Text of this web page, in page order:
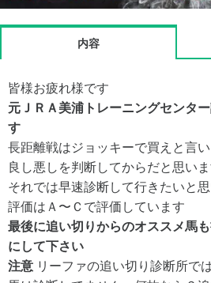
内容
皆様お疲れ様です
元ＪＲＡ美浦トレーニングセンタ
す
長距離戦はジョッキーで買えと言
良し悪しを判断してからだと思い
それでは早速診断して行きたいと
評価はＡ〜Ｃで評価しています
最後に追い切りからのオススメ馬
にして下さい
注意 リーファの追い切り診断所で